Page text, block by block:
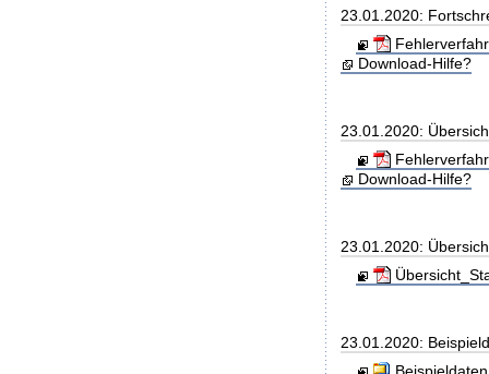
23.01.2020:
Download-Hilfe?
23.01.2020:
Download-Hilfe?
23.01.2020:
23.01.2020: